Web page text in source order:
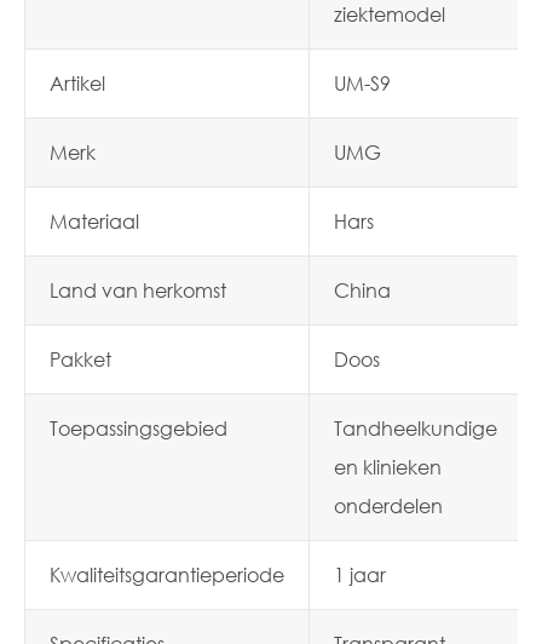
ziektemodel
Artikel UM-S9
Merk UMG
Materiaal Hars
Land van herkomst China
Pakket Doos
Toepassingsgebied
Tandheelkundige
en klinieken
onderdelen
Kwaliteitsgarantieperiode 1 jaar